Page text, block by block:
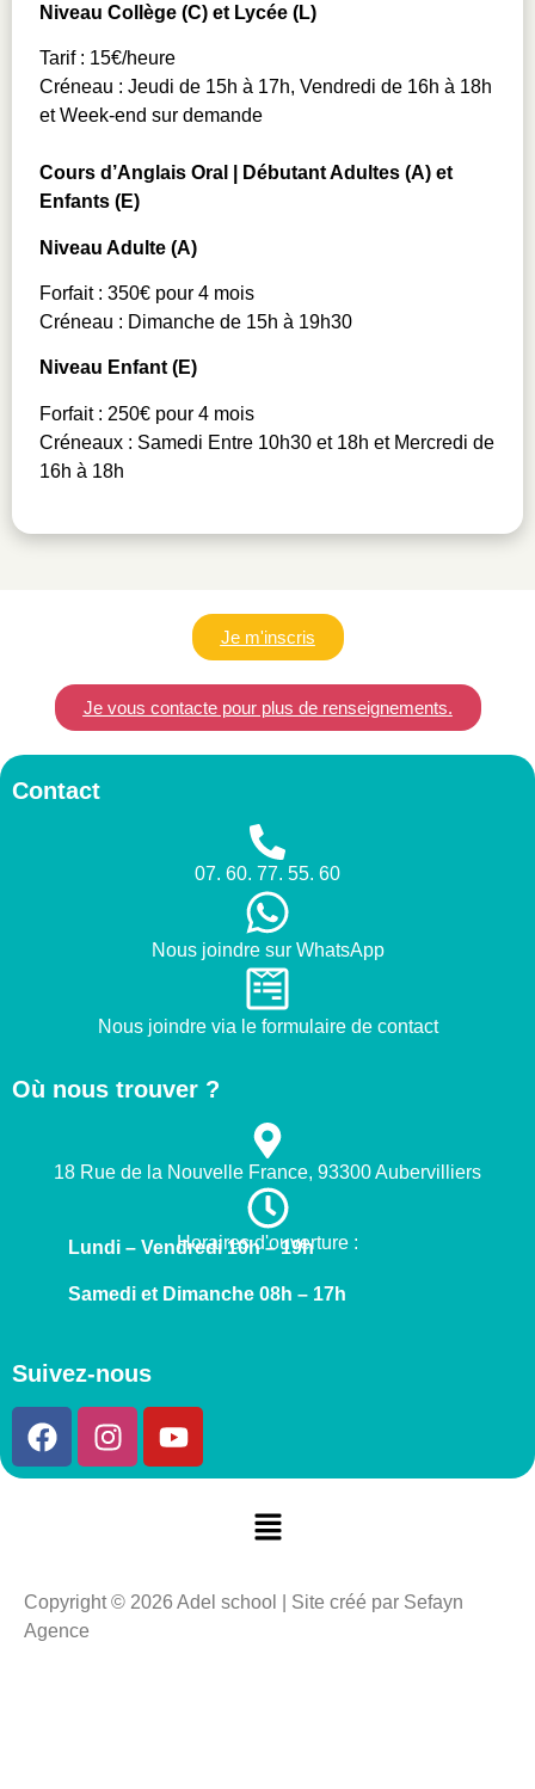
Niveau Collège (C) et Lycée (L)
Tarif : 15€/heure
Créneau : Jeudi de 15h à 17h, Vendredi de 16h à 18h
et Week-end sur demande
Cours d’Anglais Oral | Débutant Adultes (A) et
Enfants (E)
Niveau Adulte (A)
Forfait : 350€ pour 4 mois
Créneau : Dimanche de 15h à 19h30
Niveau Enfant (E)
Forfait : 250€ pour 4 mois
Créneaux : Samedi Entre 10h30 et 18h et Mercredi de
16h à 18h
Je m'inscris
Je vous contacte pour plus de renseignements.
Contact
07. 60. 77. 55. 60
Nous joindre sur WhatsApp
Nous joindre via le formulaire de contact
Où nous trouver ?
18 Rue de la Nouvelle France, 93300 Aubervilliers
Horaires d'ouverture :
Lundi – Vendredi 10h – 19h
Samedi et Dimanche 08h – 17h
Suivez-nous
Copyright © 2026 Adel school | Site créé par Sefayn
Agence